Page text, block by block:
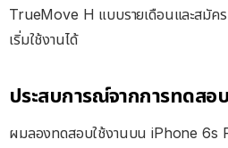
TrueMove H แบบรายเดือนและสมัคร
เริ่มใช้งานได้
ประสบการณ์จากการทดสอ
ผมลองทดสอบใช้งานบน iPhone 6s